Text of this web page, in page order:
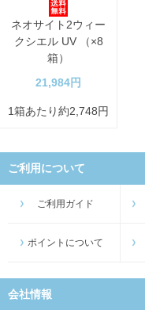
ネオサイト2ウィー
クシエル UV （×8
箱）
21,984円
1箱あたり約2,748円
ご利用について
ご利用ガイド
ポイントについて
会社情報